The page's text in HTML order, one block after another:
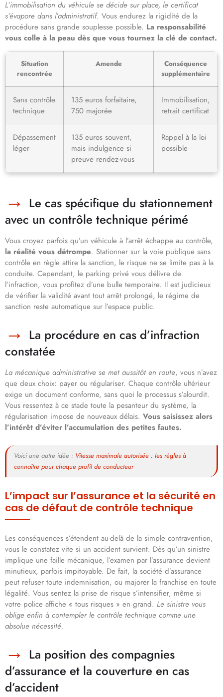
L’immobilisation du véhicule se décide sur place, le certificat
s’évapore dans l’administratif. Vous endurez la rigidité de la
procédure sans grande souplesse possible. La responsabilité
vous colle à la peau dès que vous tournez la clé de contact.
Situation
rencontrée
Amende
Conséquence
supplémentaire
Sans contrôle
technique
135 euros forfaitaire,
750 majorée
Immobilisation,
retrait certificat
Dépassement
léger
135 euros souvent,
mais indulgence si
preuve rendez-vous
Rappel à la loi
possible
Le cas spécifique du stationnement
avec un contrôle technique périmé
Vous croyez parfois qu’un véhicule à l’arrêt échappe au contrôle,
la réalité vous détrompe. Stationner sur la voie publique sans
contrôle en règle attire la sanction, le risque ne se limite pas à la
conduite. Cependant, le parking privé vous délivre de
l’infraction, vous profitez d’une bulle temporaire. Il est judicieux
de vérifier la validité avant tout arrêt prolongé, le régime de
sanction reste automatique sur l’espace public.
La procédure en cas d’infraction
constatée
La mécanique administrative se met aussitôt en route, vous n’avez
que deux choix: payer ou régulariser. Chaque contrôle ultérieur
exige un document conforme, sans quoi le processus s’alourdit.
Vous ressentez à ce stade toute la pesanteur du système, la
régularisation impose de nouveaux délais. Vous saisissez alors
l’intérêt d’éviter l’accumulation des petites fautes.
Voici une autre idée : Vitesse maximale autorisée : les règles à
connaître pour chaque profil de conducteur
L’impact sur l’assurance et la sécurité en
cas de défaut de contrôle technique
Les conséquences s’étendent au-delà de la simple contravention,
vous le constatez vite si un accident survient. Dès qu’un sinistre
implique une faille mécanique, l’examen par l’assurance devient
minutieux, parfois impitoyable. De fait, la société d’assurance
peut refuser toute indemnisation, ou majorer la franchise en toute
légalité. Vous sentez la prise de risque s’intensifier, même si
votre police affiche « tous risques » en grand. Le sinistre vous
oblige enfin à contempler le contrôle technique comme une
absolue nécessité.
La position des compagnies
d’assurance et la couverture en cas
d’accident